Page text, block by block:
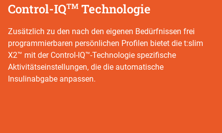
Control-IQTM Technologie
Zusätzlich zu den nach den eigenen Bedürfnissen frei
programmierbaren persönlichen Profilen bietet die t:slim
X2™ mit der Control-IQ™-Technologie spezifische
Aktivitätseinstellungen, die die automatische
Insulinabgabe anpassen.